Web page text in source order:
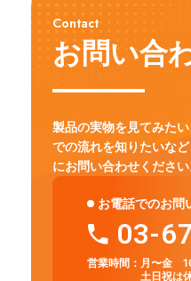
Contact
お問い合
製品の実物を見てみた
での流れを知りたいなど
にお問い合わせください
お電話でのお問
03-
営業時間： 月〜金
土日祝は